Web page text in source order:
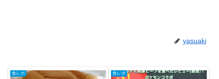
yasuaki
食レポ 食レポ